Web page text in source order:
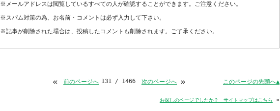
※メールアドレスは閲覧しているすべての人が確認することができます。ご注意ください。
※スパム対策の為、お名前・コメントは必ず入力して下さい。
※記事が削除された場合は、投稿したコメントも削除されます。ご了承ください。
« 前のページへ 131 / 1466 次のページへ » このページの先頭へ▲
お探しのページでしたか？ サイトマップはこちら »